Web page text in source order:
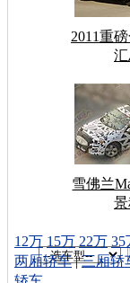
2011重
汇
雪佛兰
12万 15万 22万 35
两厢轿车|三厢轿